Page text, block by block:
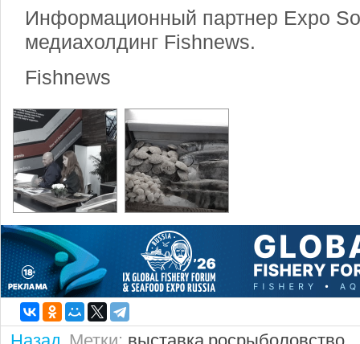
Информационный партнер Expo
медиахолдинг Fishnews.
Fishnews